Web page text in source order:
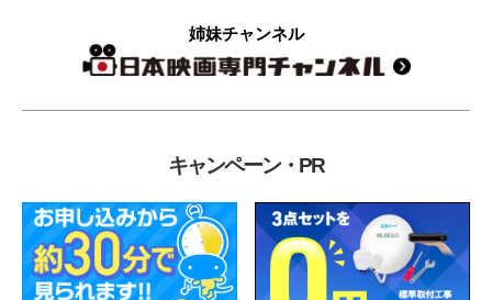
姉妹チャンネル
キャンペーン・PR